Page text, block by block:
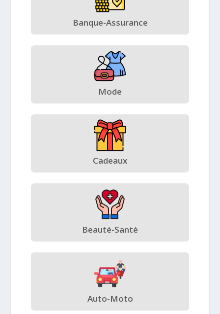
Banque-Assurance
Mode
Cadeaux
Beauté-Santé
Auto-Moto